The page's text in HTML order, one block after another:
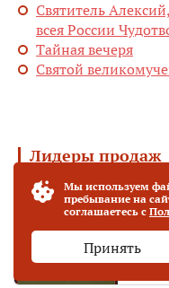
Святитель
всея России
Тайная вечеря
Святой
Лидеры продаж
Хит продаж
от
Мы используем
пребывание на
соглашаетесь с
Принять